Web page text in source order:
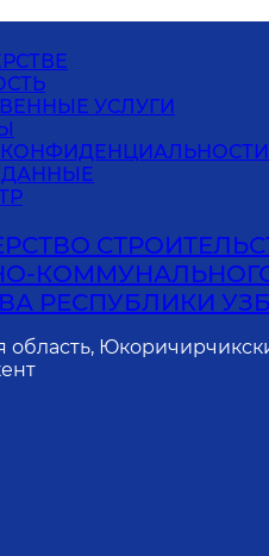
УСЛУГИ
РЕСПУБЛИКИ
область,